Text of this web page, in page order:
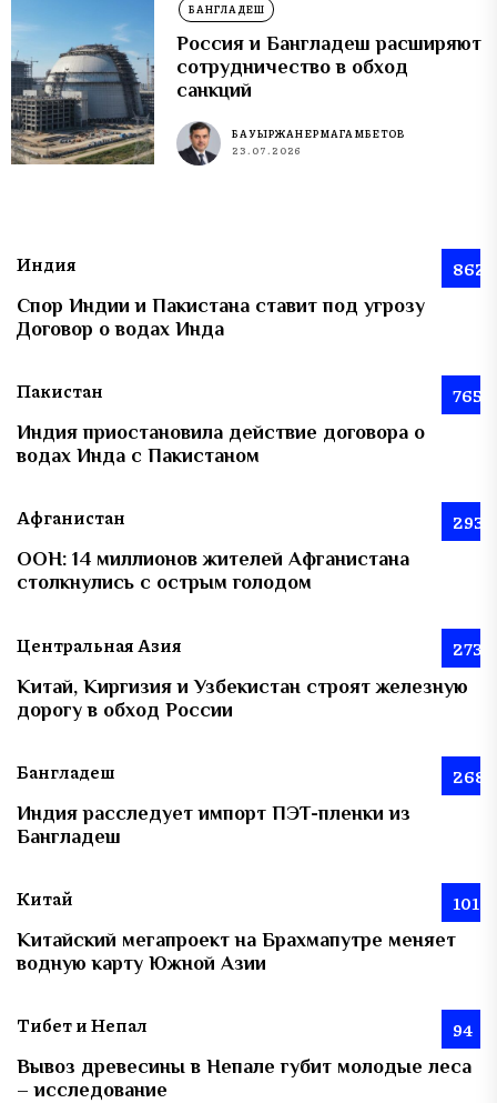
БАНГЛАДЕШ
Россия и Бангладеш расширяют
сотрудничество в обход
санкций
БАУЫРЖАН ЕРМАГАМБЕТОВ
23.07.2026
Индия 862
Спор Индии и Пакистана ставит под угрозу
Договор о водах Инда
Пакистан 765
Индия приостановила действие договора о
водах Инда с Пакистаном
Афганистан 293
ООН: 14 миллионов жителей Афганистана
столкнулись с острым голодом
Центральная Азия 273
Китай, Киргизия и Узбекистан строят железную
дорогу в обход России
Бангладеш 268
Индия расследует импорт ПЭТ-пленки из
Бангладеш
Китай 101
Китайский мегапроект на Брахмапутре меняет
водную карту Южной Азии
Тибет и Непал 94
Вывоз древесины в Непале губит молодые леса
– исследование